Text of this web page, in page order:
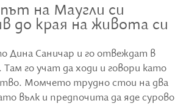
на Маугли си
до края на живота си
Дина Саничар и го отвеждат в
го учат да ходи и говори като
Момчето трудно стои на два
вълк и предпочита да яде сурово